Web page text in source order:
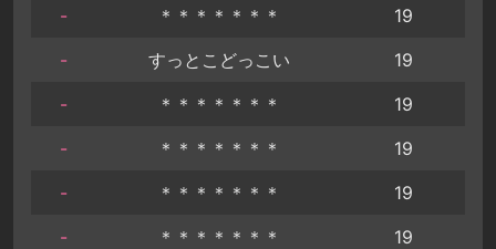
-
＊＊＊＊＊＊＊
19
-
すっとこどっこい
19
-
＊＊＊＊＊＊＊
19
-
＊＊＊＊＊＊＊
19
-
＊＊＊＊＊＊＊
19
-
＊＊＊＊＊＊＊
19